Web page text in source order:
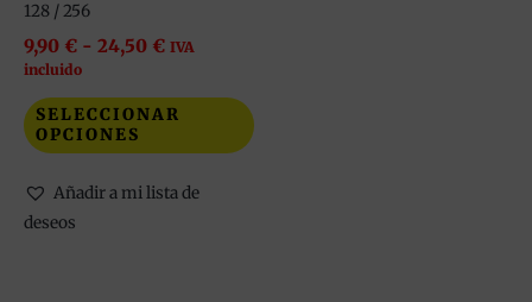
128 / 256
9,90 € - 24,50 € IVA
incluido
SELECCIONAR
OPCIONES
Añadir a mi lista de
deseos